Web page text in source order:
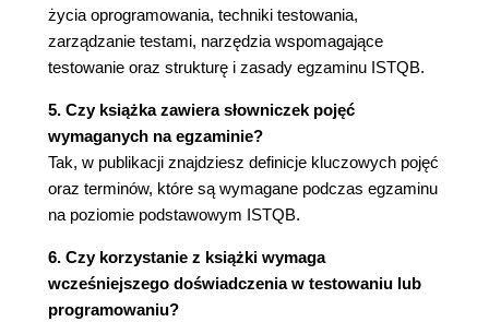
5.5. Czynniki ryzyka a testowanie 240
5.6. Zarządzanie defektami 244
Pytania testowe do rozdziału 5. 247
6. Narzędzia wspomagające testowanie 255
6.1. Uwarunkowania związane z narzędziami
testowymi 256
6.2. Skuteczne korzystanie z narzędzi 261
CZĘŚĆ III. ODPOWIEDZI I ROZWIĄZANIA 267
7. Odpowiedzi do pytań testowych 269
życia oprogramowania, techniki testowania,
zarządzanie testami, narzędzia wspomagające
testowanie oraz strukturę i zasady egzaminu ISTQB.
5. Czy książka zawiera słowniczek pojęć
wymaganych na egzaminie?
Tak, w publikacji znajdziesz definicje kluczowych pojęć
oraz terminów, które są wymagane podczas egzaminu
na poziomie podstawowym ISTQB.
6. Czy korzystanie z książki wymaga
wcześniejszego doświadczenia w testowaniu lub
programowaniu?